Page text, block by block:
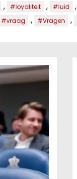
, #loyaliteit , #luid ,
#vraag , #Vragen ,